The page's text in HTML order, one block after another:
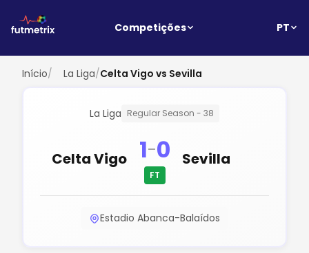
Competições PT
Início/ La Liga/Celta Vigo vs Sevilla
La Liga Regular Season - 38
Celta Vigo 1-0
FT
Sevilla
Estadio Abanca-Balaídos